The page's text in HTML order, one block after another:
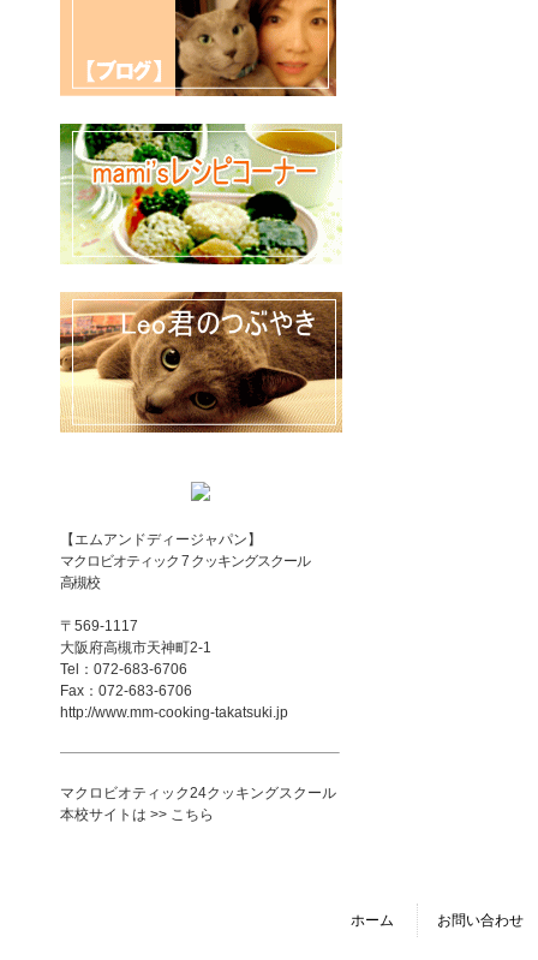
【エムアンドディージャパン】
マクロビオティック 7 クッキングスクール
高槻校
〒569-1117
大阪府高槻市天神町2-1
Tel：072-683-6706
Fax：072-683-6706
http://www.mm-cooking-takatsuki.jp
マクロビオティック24クッキングスクール
本校サイトは >> こちら
ホーム お問い合わせ